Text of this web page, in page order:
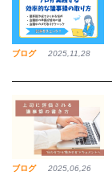
ブログ 2025,11,28
ブログ 2025,06,26